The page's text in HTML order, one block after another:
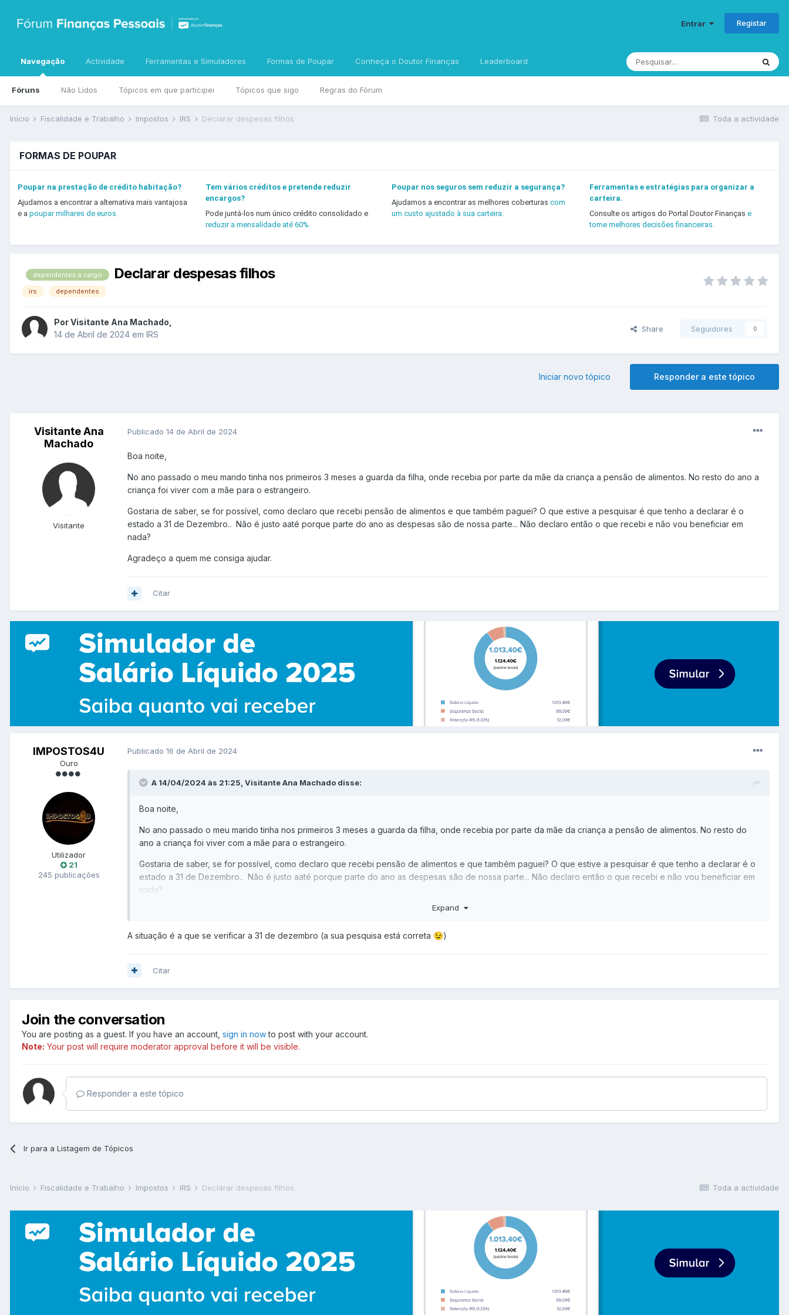
Entrar Registar
Navegação
Fóruns Não Lidos Tópicos em que participei Tópicos que sigo Regras do Fórum
Actividade Ferramentas e Simuladores Formas de Poupar Conheça o Doutor Finanças Leaderboard
Toda a actividade
Início Fiscalidade e Trabalho Impostos IRS Declarar despesas filhos
FORMAS DE POUPAR
Poupar na prestação de crédito habitação?
Ajudamos a encontrar a alternativa mais vantajosa
e a poupar milhares de euros.
Tem vários créditos e pretende reduzir
encargos?
Pode juntá-los num único crédito consolidado e
reduzir a mensalidade até 60%.
Poupar nos seguros sem reduzir a segurança?
Ajudamos a encontrar as melhores coberturascom
um custo ajustado à sua carteira.
Ferramentas e estratégias para organizar a
carteira.
Consulte os artigos do Portal Doutor Finanças e
tome melhores decisões financeiras.
dependentes a cargo Declarar despesas filhos
irs dependentes
PorVisitante Ana Machado
14 de Abril de 2024 em IRS
Share Seguidores 0
Responder a este tópico
Iniciar novo tópico
Visitante Ana
Machado
Visitante
Publicado 14 de Abril de 2024
Boa noite,
No ano passado o meu marido tinha nos primeiros 3 meses a guarda da filha, onde recebia por parte da mãe da criança a pensão de alimentos. No resto do ano a
criança foi viver com a mãe para o estrangeiro.
Gostaria de saber, se for possível, como declaro que recebi pensão de alimentos e que também paguei? O que estive a pesquisar é que tenho a declarar é o
estado a 31 de Dezembro.. Não é justo aaté porque parte do ano as despesas são de nossa parte... Não declaro então o que recebi e não vou beneficiar em
nada?
Agradeço a quem me consiga ajudar.
Citar
IMPOSTOS4U
Ouro
Utilizador
21
245 publicações
Publicado 16 de Abril de 2024
A 14/04/2024 às 21:25, Visitante Ana Machado disse:
Boa noite,
No ano passado o meu marido tinha nos primeiros 3 meses a guarda da filha, onde recebia por parte da mãe da criança a pensão de alimentos. No resto do
ano a criança foi viver com a mãe para o estrangeiro.
Gostaria de saber, se for possível, como declaro que recebi pensão de alimentos e que também paguei? O que estive a pesquisar é que tenho a declarar é o
estado a 31 de Dezembro.. Não é justo aaté porque parte do ano as despesas são de nossa parte... Não declaro então o que recebi e não vou beneficiar em
nada?
Expand
A situação é a que se verificar a 31 de dezembro (a sua pesquisa está correta 😉)
Citar
Join the conversation
You are posting as a guest. If you have an account, sign in nowto post with your account.
Note: Your post will require moderator approval before it will be visible.
Responder a este tópico
Ir para a Listagem de Tópicos
Toda a actividade
Início Fiscalidade e Trabalho Impostos IRS Declarar despesas filhos